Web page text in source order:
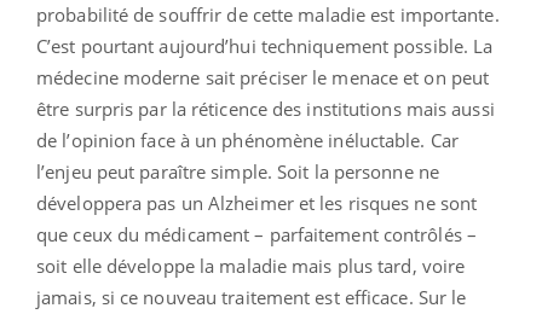
probabilité de souffrir de cette maladie est importante.
C’est pourtant aujourd’hui techniquement possible. La
médecine moderne sait préciser le menace et on peut
être surpris par la réticence des institutions mais aussi
de l’opinion face à un phénomène inéluctable. Car
l’enjeu peut paraître simple. Soit la personne ne
développera pas un Alzheimer et les risques ne sont
que ceux du médicament – parfaitement contrôlés –
soit elle développe la maladie mais plus tard, voire
jamais, si ce nouveau traitement est efficace. Sur le